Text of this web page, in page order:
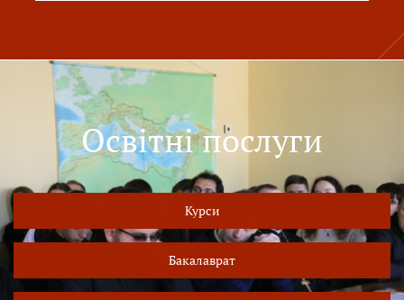
Освітні послуги
Курси
Бакалаврат